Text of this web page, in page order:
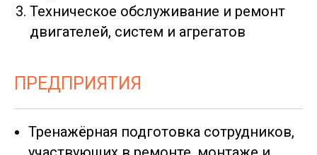
Техническое обслуживание и ремонт
двигателей, систем и агрегатов
ПРЕДПРИЯТИЯ
Тренажёрная подготовка сотрудников,